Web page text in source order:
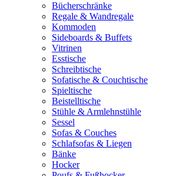
Bücherschränke
Regale & Wandregale
Kommoden
Sideboards & Buffets
Vitrinen
Esstische
Schreibtische
Sofatische & Couchtische
Spieltische
Beistelltische
Stühle & Armlehnstühle
Sessel
Sofas & Couches
Schlafsofas & Liegen
Bänke
Hocker